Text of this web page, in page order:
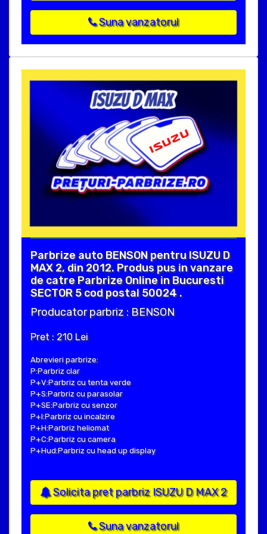
Suna vanzatorul
Parbrize auto BENSON pentru ISUZU D
MAX 2, din 2012. Produs pus in vanzare
de catre Parbrize Online in Bucuresti
SECTOR 5 cod postal 50024 .
Producator parbriz : BENSON
Pret : 210 Lei
Abrevieri parbrize:
P:Parbriz clar
P+V:Parbriz cu tenta verde
P+S:Parbriz cu parasolar
P+SE:Parbriz cu senzor
P+I:Parbriz cu incalzire
P+H:Parbriz heliomat
P+C:Parbriz cu camera
P+Hud:Parbriz cu head up display
Solicita pret parbriz ISUZU D MAX 2
Suna vanzatorul